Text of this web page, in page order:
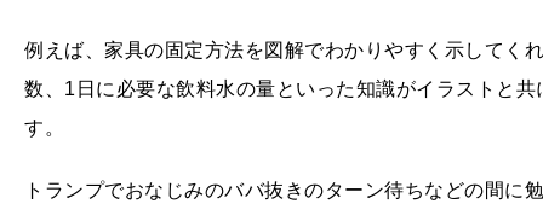
例えば、家具の固定方法を図解でわかりやすく示してく
数、1日に必要な飲料水の量といった知識がイラストと
す。
トランプでおなじみのババ抜きのターン待ちなどの間に